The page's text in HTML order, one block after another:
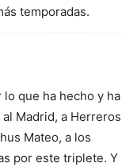
temporadas.
lo que ha hecho y ha
Madrid, a Herreros
Mateo, a los
por este triplete. Y